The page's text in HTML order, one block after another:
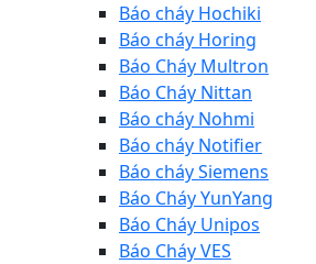
Báo cháy Hochiki
Báo cháy Horing
Báo Cháy Multron
Báo Cháy Nittan
Báo cháy Nohmi
Báo cháy Notifier
Báo cháy Siemens
Báo Cháy YunYang
Báo Cháy Unipos
Báo Cháy VES